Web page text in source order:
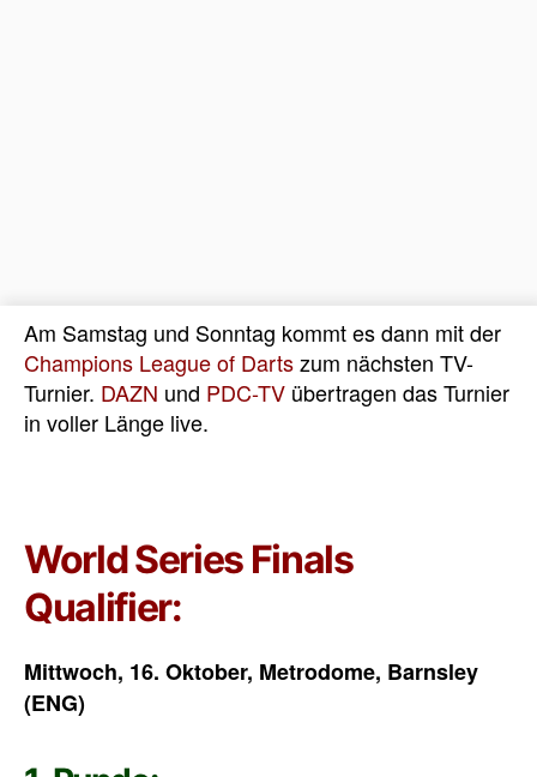
Am Samstag und Sonntag kommt es dann mit der
Champions League of Dartszum nächsten TV-
Turnier. DAZN und PDC-TV übertragen das Turnier
in voller Länge live.
World Series Finals
Qualifier:
Mittwoch, 16. Oktober, Metrodome, Barnsley
(ENG)